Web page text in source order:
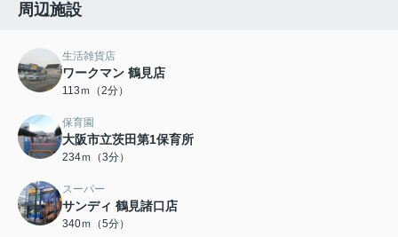
周辺施設
生活雑貨店
ワークマン 鶴見店
113ｍ（2分）
保育園
大阪市立茨田第1保育所
234ｍ（3分）
スーパー
サンディ 鶴見諸口店
340ｍ（5分）